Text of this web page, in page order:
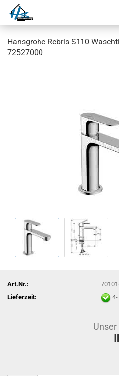
Hansgrohe Rebris S110
72527000
Art.Nr.:
Lieferzeit:
Unser